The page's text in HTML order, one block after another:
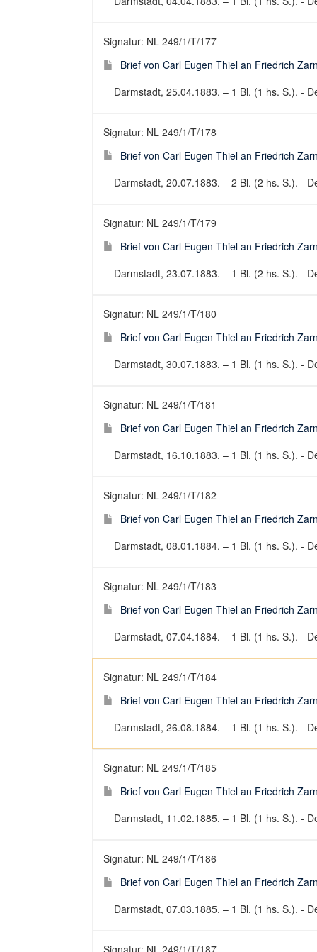
Signatur: NL 249/1/T/177
Brief von Carl Eugen Thiel an Friedrich
Darmstadt, 25.04.1883. – 1 Bl. (1 hs. S.). -
Signatur: NL 249/1/T/178
Brief von Carl Eugen Thiel an Friedrich
Darmstadt, 20.07.1883. – 2 Bl. (2 hs. S.). -
Signatur: NL 249/1/T/179
Brief von Carl Eugen Thiel an Friedrich
Darmstadt, 23.07.1883. – 1 Bl. (2 hs. S.). -
Signatur: NL 249/1/T/180
Brief von Carl Eugen Thiel an Friedrich
Darmstadt, 30.07.1883. – 1 Bl. (1 hs. S.). -
Signatur: NL 249/1/T/181
Brief von Carl Eugen Thiel an Friedrich
Darmstadt, 16.10.1883. – 1 Bl. (1 hs. S.). -
Signatur: NL 249/1/T/182
Brief von Carl Eugen Thiel an Friedrich
Darmstadt, 08.01.1884. – 1 Bl. (1 hs. S.). -
Signatur: NL 249/1/T/183
Brief von Carl Eugen Thiel an Friedrich
Darmstadt, 07.04.1884. – 1 Bl. (1 hs. S.). -
Signatur: NL 249/1/T/184
Brief von Carl Eugen Thiel an Friedrich
Darmstadt, 26.08.1884. – 1 Bl. (1 hs. S.). -
Signatur: NL 249/1/T/185
Brief von Carl Eugen Thiel an Friedrich
Darmstadt, 11.02.1885. – 1 Bl. (1 hs. S.). -
Signatur: NL 249/1/T/186
Brief von Carl Eugen Thiel an Friedrich
Darmstadt, 07.03.1885. – 1 Bl. (1 hs. S.). -
Signatur: NL 249/1/T/187